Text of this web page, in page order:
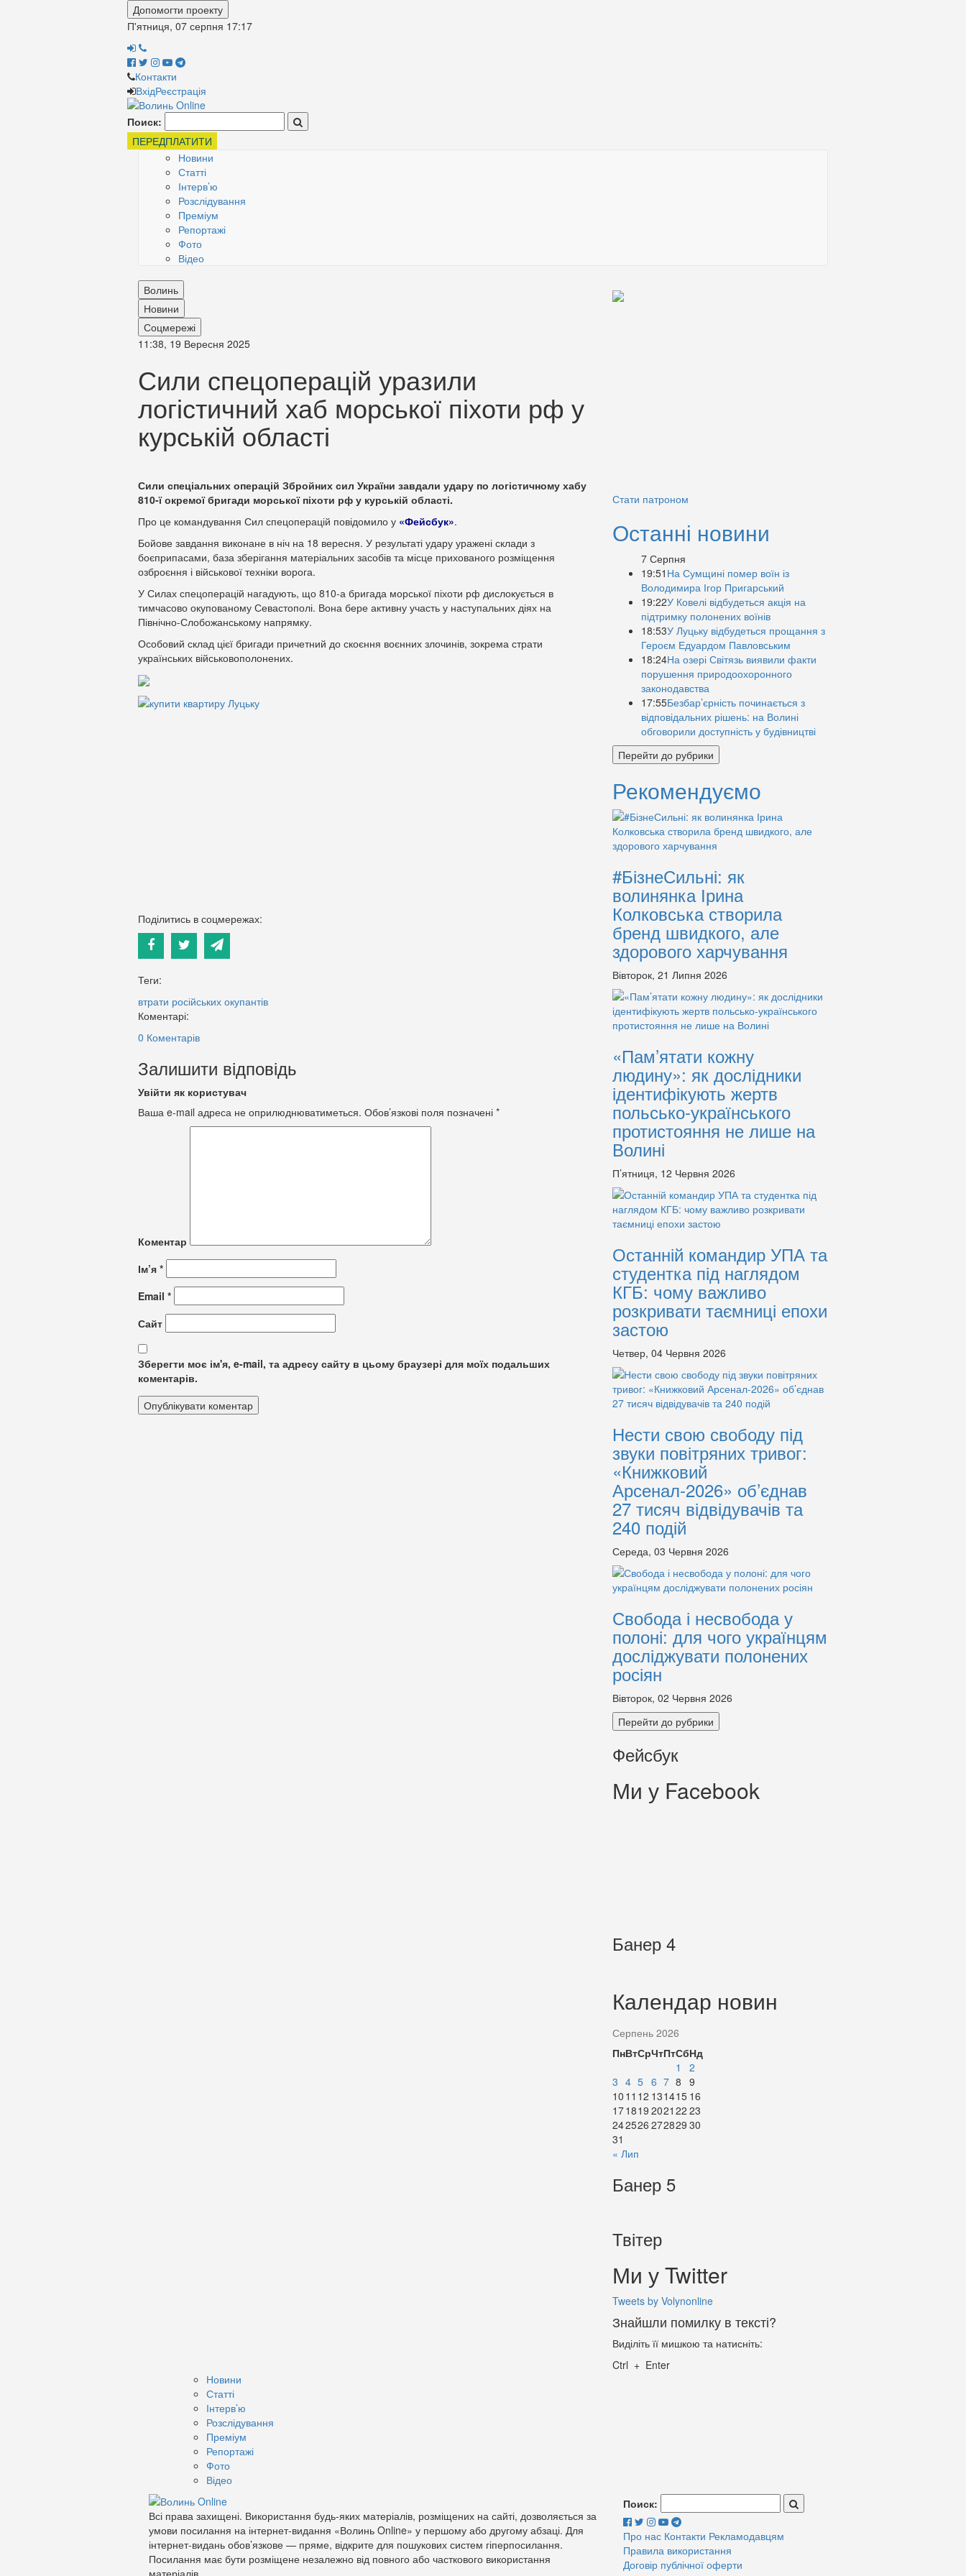
Допомогти проекту
П'ятниця, 07 серпня 17:17
Контакти
ВхідРеєстрація
Поиск:
ПЕРЕДПЛАТИТИ
Новини
Статті
Інтерв’ю
Розслідування
Преміум
Репортажі
Фото
Відео
Волинь
Новини
Соцмережі
11:38, 19 Вересня 2025
Сили спецоперацій уразили
логістичний хаб морської піхоти рф у
курській області
Сили спеціальних операцій Збройних сил України завдали удару по логістичному хабу
810-ї окремої бригади морської піхоти рф у курській області.
Про це командування Сил спецоперацій повідомило у «Фейсбук».
Бойове завдання виконане в ніч на 18 вересня. У результаті удару уражені склади з
боєприпасами, база зберігання матеріальних засобів та місце прихованого розміщення
озброєння і військової техніки ворога.
У Силах спецоперацій нагадують, що 810-а бригада морської піхоти рф дислокується в
тимчасово окупованому Севастополі. Вона бере активну участь у наступальних діях на
Північно-Слобожанському напрямку.
Особовий склад цієї бригади причетний до скоєння воєнних злочинів, зокрема страти
українських військовополонених.
Поділитись в соцмережах:
Теги:
втрати російських окупантів
Коментарі:
0 Коментарів
Залишити відповідь
Увійти як користувач
Ваша e-mail адреса не оприлюднюватиметься. Обов’язкові поля позначені *
Коментар
Ім’я *
Email *
Сайт
Зберегти моє ім'я, e-mail, та адресу сайту в цьому браузері для моїх подальших
коментарів.
Стати патроном
Останні новини
7 Серпня
19:51 На Сумщині помер воїн із
Володимира Ігор Пригарський
19:22У Ковелі відбудеться акція на
підтримку полонених воїнів
18:53У Луцьку відбудеться прощання з
Героєм Едуардом Павловським
18:24На озері Світязь виявили факти
порушення природоохоронного
законодавства
17:55Безбар’єрність починається з
відповідальних рішень: на Волині
обговорили доступність у будівництві
Перейти до рубрики
Рекомендуємо
#БізнеСильні: як
волинянка Ірина
Колковська створила
бренд швидкого, але
здорового харчування
Вівторок, 21 Липня 2026
«Пам’ятати кожну
людину»: як дослідники
ідентифікують жертв
польсько-українського
протистояння не лише на
Волині
П’ятниця, 12 Червня 2026
Останній командир УПА та
студентка під наглядом
КГБ: чому важливо
розкривати таємниці епохи
застою
Четвер, 04 Червня 2026
Нести свою свободу під
звуки повітряних тривог:
«Книжковий
Арсенал-2026» об’єднав
27 тисяч відвідувачів та
240 подій
Середа, 03 Червня 2026
Свобода і несвобода у
полоні: для чого українцям
досліджувати полонених
росіян
Вівторок, 02 Червня 2026
Перейти до рубрики
Фейсбук
Ми у Facebook
Банер 4
Календар новин
Серпень 2026
ПнВтСрЧтПтСбНд
1
2
3 4 5 6 7 8 9
10 11 12 131415 16
171819 2021 22 23
242526 272829 30
31
« Лип
Банер 5
Твітер
Ми у Twitter
Tweets by Volynonline
Знайшли помилку в тексті?
Виділіть її мишкою та натисніть:
Ctrl + Enter
Новини
Статті
Інтерв’ю
Розслідування
Преміум
Репортажі
Фото
Відео
Всі права захищені. Використання будь-яких матеріалів, розміщених на сайті, дозволяється за
умови посилання на інтернет-видання «Волинь Online» у першому або другому абзаці. Для
інтернет-видань обов’язкове — пряме, відкрите для пошукових систем гіперпосилання.
Посилання має бути розміщене незалежно від повного або часткового використання
Поиск:
Про нас Контакти Рекламодавцям
Правила використання
Договір публічної оферти